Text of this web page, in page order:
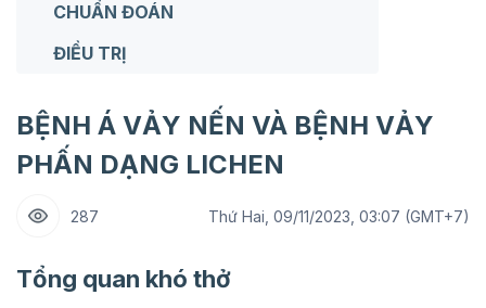
CHUẨN ĐOÁN
ĐIỀU TRỊ
BỆNH Á VẢY NẾN VÀ BỆNH VẢY
PHẤN DẠNG LICHEN
287 Thứ Hai, 09/11/2023, 03:07 (GMT+7)
Tổng quan khó thở